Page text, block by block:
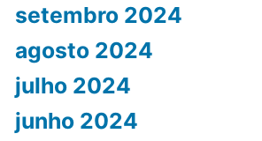
setembro 2024
agosto 2024
julho 2024
junho 2024